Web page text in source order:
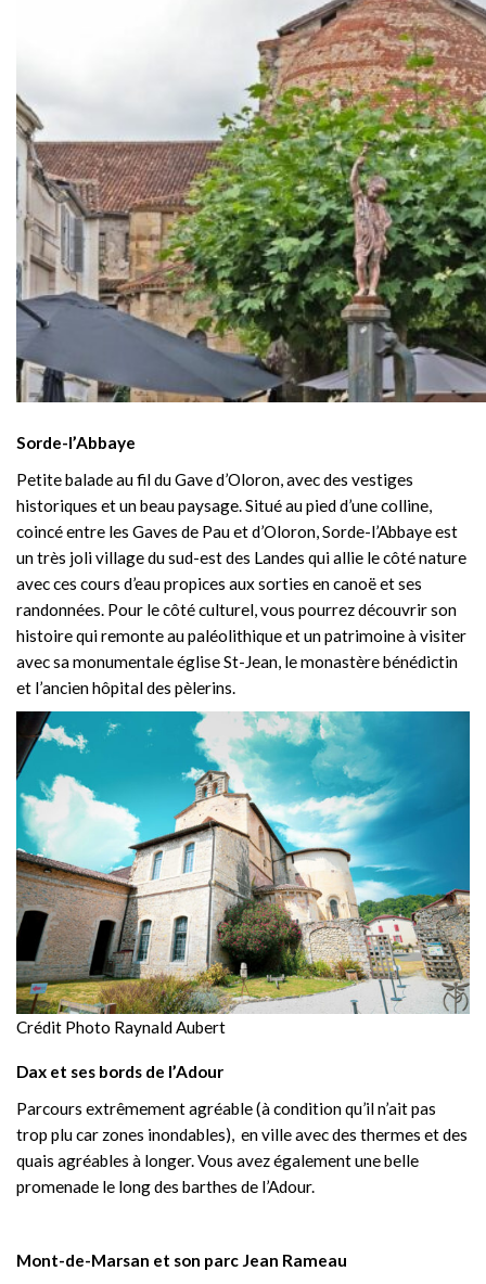
Sorde-l’Abbaye
Petite balade au fil du Gave d’Oloron, avec des vestiges
historiques et un beau paysage. Situé au pied d’une colline,
coincé entre les Gaves de Pau et d’Oloron, Sorde-l’Abbaye est
un très joli village du sud-est des Landes qui allie le côté nature
avec ces cours d’eau propices aux sorties en canoë et ses
randonnées. Pour le côté culturel, vous pourrez découvrir son
histoire qui remonte au paléolithique et un patrimoine à visiter
avec sa monumentale église St-Jean, le monastère bénédictin
et l’ancien hôpital des pèlerins.
Crédit Photo Raynald Aubert
Dax et ses bords de l’Adour
Parcours extrêmement agréable (à condition qu’il n’ait pas
trop plu car zones inondables), en ville avec des thermes et des
quais agréables à longer. Vous avez également une belle
promenade le long des barthes de l’Adour.
Mont-de-Marsan et son parc Jean Rameau